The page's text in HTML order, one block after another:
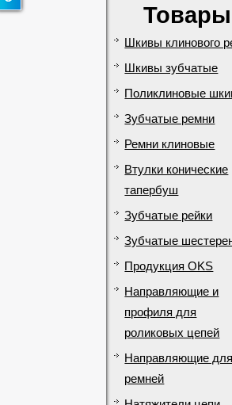
Товары
Шкивы клинового
Шкивы зубчатые
Поликлиновые
Зубчатые ремни
Ремни клиновые
Втулки конические
тапербуш
Зубчатые рейки
Зубчатые
Продукция OKS
Направляющие и
профиля для
роликовых цепей
Направляющие для
ремней